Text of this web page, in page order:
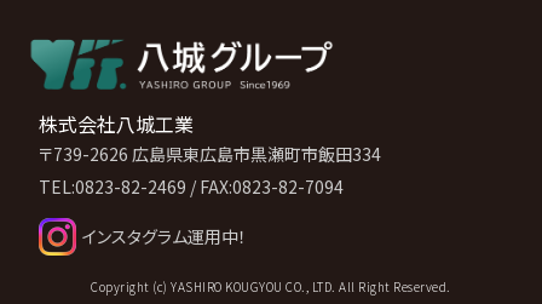
株式会社八城工業
〒739-2626広島県東広島市黒瀬町市飯田334
TEL:0823-82-2469 /FAX:0823-82-7094
インスタグラム運用中！
Copyright (c) YASHIRO KOUGYOU CO., LTD. All Right Reserved.